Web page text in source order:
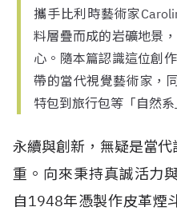
攜手比利時藝術家
料層疊而成的岩礦地景
心。隨本篇認識這位創
帶的當代視覺藝術家，
特包到旅行包等「自然
永續與創新，無疑是當
重。向來秉持真誠活力
自1948年憑製作皮革煙